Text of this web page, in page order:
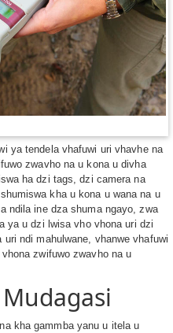
ya tendela vhafuwi uri vhavhe na
zwavho na u kona u divha
ha dzi tags, dzi camera na
kha u kona u wana na u
ndila ine dza shuma ngayo, zwa
ya u dzi lwisa vho vhona uri dzi
ndi mahulwane, vhanwe vhafuwi
zwifuwo zwavho na u
kha gammba yanu u itela u